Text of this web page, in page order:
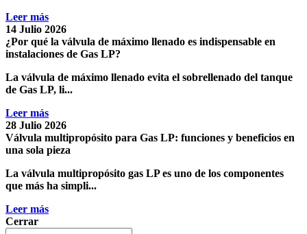
Leer más
14 Julio 2026
¿Por qué la válvula de máximo llenado es indispensable en
instalaciones de Gas LP?
La válvula de máximo llenado evita el sobrellenado del tanque
de Gas LP, li...
Leer más
28 Julio 2026
Válvula multipropósito para Gas LP: funciones y beneficios en
una sola pieza
La válvula multipropósito gas LP es uno de los componentes
que más ha simpli...
Leer más
Cerrar